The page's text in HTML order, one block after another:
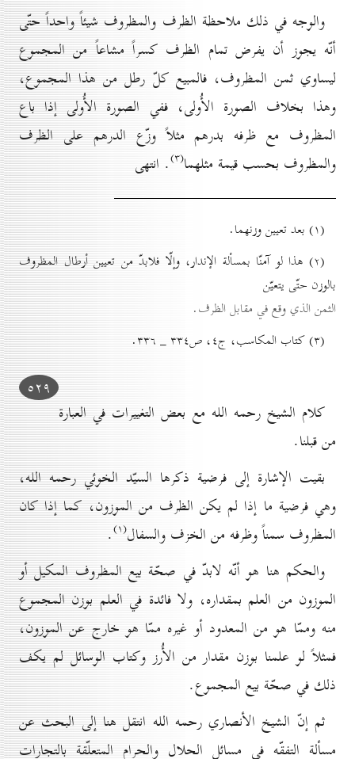
والوجه في ذلك ملاحظة الظرف والمظروف شيئاً واحداً حتّى
أنّه يجوز أن يفرض تمام الظرف كسراً مشاعاً من المجموع
ليساوي ثمن المظروف، فالمبيع كلّ رطل من هذا المجموع،
وهذا بخلاف الصورة الأُولى، ففي الصورة الأُولی إذا باع
المظروف مع ظرفه بدرهم مثلاً وزّع الدرهم على الظرف
والمظروف بحسب قيمة مثلهما(۳) . انتهى
(۱) بعد تعيين وزنهما.
(۲) هذا لو آمنّا بمسألة الإندار، وإلّا فلابدّ من تعيين أرطال المظروف
بالوزن حتّى يتعيّن
الثمن الذي وقع في مقابل الظرف.
(۳) کتاب المكاسب، ج٤، ص۳۳٤ _ ۳۳٦.
٥۲۹
كلام الشيخ رحمه الله مع بعض التغييرات في العبارة
من قبلنا.
بقيت الإشارة إلى فرضية ذكرها السيّد الخوئي رحمه الله،
وهي فرضية ما إذا لم يكن الظرف من الموزون، كما إذا كان
المظروف سمناً وظرفه من الخزف والسفال(۱) .
والحكم هنا هو أنّه لابدّ في صحّة بيع المظروف المكيل أو
الموزون من العلم بمقداره، ولا فائدة في العلم بوزن المجموع
منه وممّا هو من المعدود أو غيره ممّا هو خارج عن الموزون،
فمثلاً لو علمنا بوزن مقدار من الأُرز وكتاب الوسائل لم يكف
ذلك في صحّة بيع المجموع.
ثم إنّ الشيخ الأنصاري رحمه الله انتقل هنا إلى البحث عن
مسألة التفقّه في مسائل الحلال والحرام المتعلّقة بالتجارات